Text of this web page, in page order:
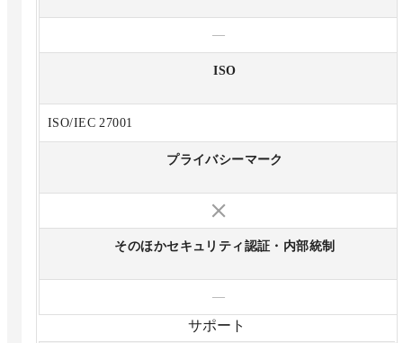
—
ISO
ISO/IEC 27001
プライバシーマーク
そのほかセキュリティ認証・内部統制
—
サポート